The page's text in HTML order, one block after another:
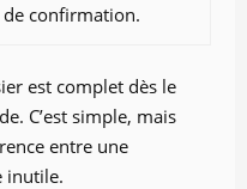
de confirmation.
est complet dès le
C’est simple, mais
entre une
inutile.